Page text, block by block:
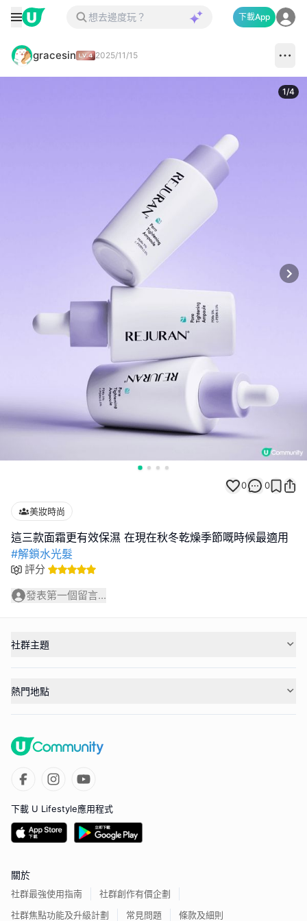
下載App
gracesin 2025/11/15
1/4
0 0
美妝時尚
#解鎖水光髮
評分
發表第一個留言...
社群主題
熱門地點
下載 U Lifestyle應用程式
關於
社群最強使用指南
社群創作有價企劃
社群焦點功能及升級計劃
常見問題 條款及細則